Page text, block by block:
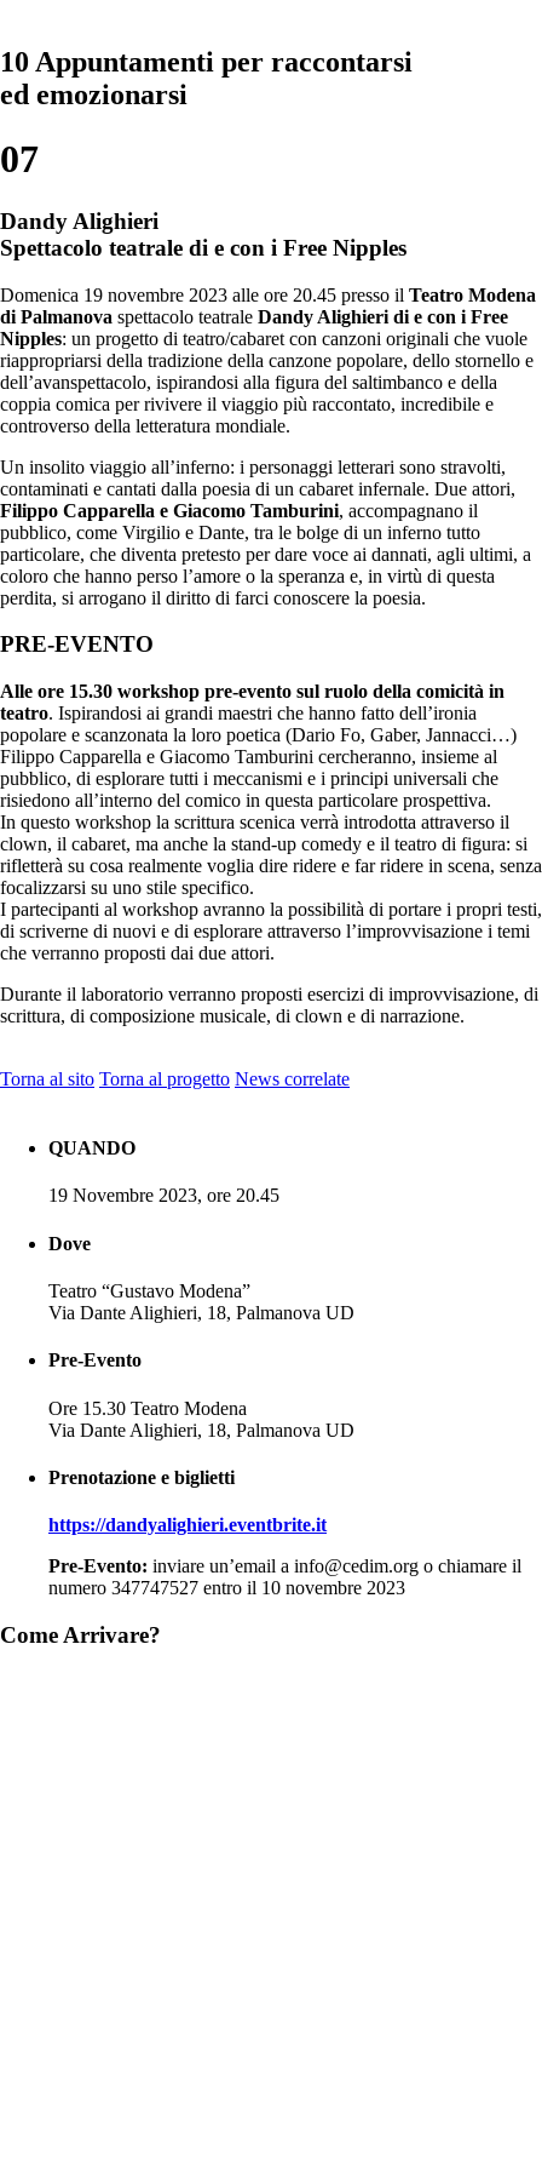
10 Appuntamenti per raccontarsi
ed emozionarsi
07
Dandy Alighieri
Spettacolo teatrale di e con i Free Nipples
Domenica 19 novembre 2023 alle ore 20.45 presso il Teatro Modena
di Palmanova spettacolo teatrale Dandy Alighieri di e con i Free
Nipples: un progetto di teatro/cabaret con canzoni originali che vuole
riappropriarsi della tradizione della canzone popolare, dello stornello e
dell’avanspettacolo, ispirandosi alla figura del saltimbanco e della
coppia comica per rivivere il viaggio più raccontato, incredibile e
controverso della letteratura mondiale.
Un insolito viaggio all’inferno: i personaggi letterari sono stravolti,
contaminati e cantati dalla poesia di un cabaret infernale. Due attori,
Filippo Capparella e Giacomo Tamburini, accompagnano il
pubblico, come Virgilio e Dante, tra le bolge di un inferno tutto
particolare, che diventa pretesto per dare voce ai dannati, agli ultimi, a
coloro che hanno perso l’amore o la speranza e, in virtù di questa
perdita, si arrogano il diritto di farci conoscere la poesia.
PRE-EVENTO
Alle ore 15.30 workshop pre-evento sul ruolo della comicità in
teatro. Ispirandosi ai grandi maestri che hanno fatto dell’ironia
popolare e scanzonata la loro poetica (Dario Fo, Gaber, Jannacci…)
Filippo Capparella e Giacomo Tamburini cercheranno, insieme al
pubblico, di esplorare tutti i meccanismi e i principi universali che
risiedono all’interno del comico in questa particolare prospettiva.
In questo workshop la scrittura scenica verrà introdotta attraverso il
clown, il cabaret, ma anche la stand-up comedy e il teatro di figura: si
rifletterà su cosa realmente voglia dire ridere e far ridere in scena, senza
focalizzarsi su uno stile specifico.
I partecipanti al workshop avranno la possibilità di portare i propri testi,
di scriverne di nuovi e di esplorare attraverso l’improvvisazione i temi
che verranno proposti dai due attori.
Durante il laboratorio verranno proposti esercizi di improvvisazione, di
scrittura, di composizione musicale, di clown e di narrazione.
Torna al sito Torna al progetto News correlate
QUANDO
19 Novembre 2023, ore 20.45
Dove
Teatro “Gustavo Modena”
Via Dante Alighieri, 18, Palmanova UD
Pre-Evento
Ore 15.30 Teatro Modena
Via Dante Alighieri, 18, Palmanova UD
Prenotazione e biglietti
https://dandyalighieri.eventbrite.it
Pre-Evento: inviare un’email a info@cedim.org o chiamare il
numero 347747527 entro il 10 novembre 2023
Come Arrivare?